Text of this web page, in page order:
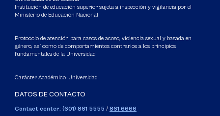
Institución de educación superior sujeta a inspección y vigilancia por el
Ministerio de Educación Nacional
Protocolo de atención para casos de acoso, violencia sexual y basada en
género, así como de comportamientos contrarios a los principios
fundamentales de la Universidad
Carácter Académico: Universidad
DATOS DE CONTACTO
Contact center: (601) 861 5555 / 861 6666